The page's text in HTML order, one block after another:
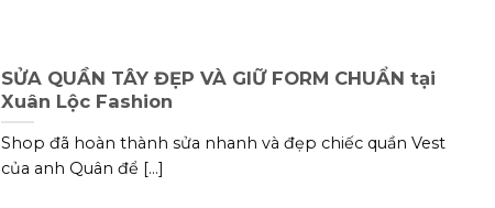
SỬA QUẦN TÂY ĐẸP VÀ GIỮ FORM CHUẨN tại
Xuân Lộc Fashion
Shop đã hoàn thành sửa nhanh và đẹp chiếc quần Vest
của anh Quân để [...]